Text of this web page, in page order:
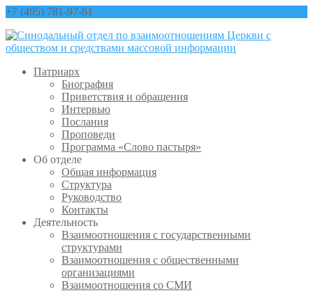
+7 (495) 781-97-61
Патриарх
Биография
Приветствия и обращения
Интервью
Послания
Проповеди
Программа «Слово пастыря»
Об отделе
Общая информация
Структура
Руководство
Контакты
Деятельность
Взаимоотношения с государственными
структурами
Взаимоотношения с общественными
организациями
Взаимоотношения со СМИ